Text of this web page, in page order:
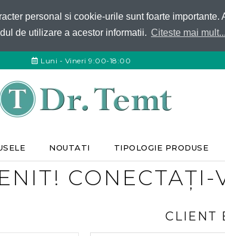
personal si cookie-urile sunt foarte
de utilizare a acestor informatii. Citeste mai mult...
Luni - Vineri 9:00-18:00
NOUTATI TIPOLOGIE PRODUSE
CONECTAȚI-
CLIENT